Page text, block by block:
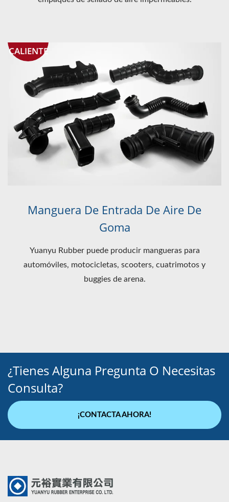
CALIENTE
Manguera De Entrada De Aire De
Goma
Yuanyu Rubber puede producir mangueras para
automóviles, motocicletas, scooters, cuatrimotos y
buggies de arena.
¿Tienes Alguna Pregunta O Necesitas
Consulta?
¡CONTACTA AHORA!